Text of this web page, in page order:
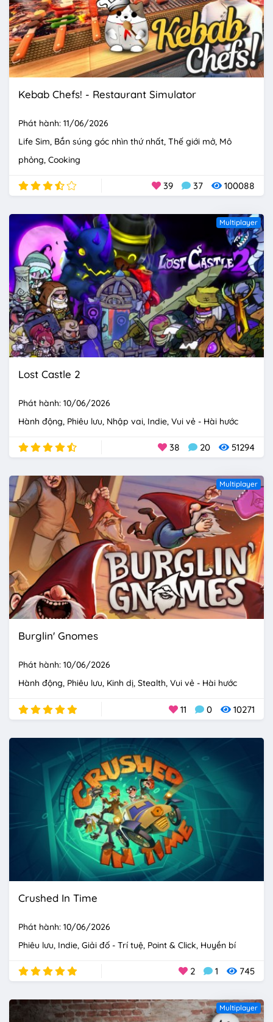
Kebab Chefs! - Restaurant Simulator
Phát hành: 11/06/2026
Life Sim Bắn súng góc nhìn thứ nhất Thế giới mở Mô
phỏng Cooking
39 37 100088
Multiplayer
Lost Castle 2
Phát hành: 10/06/2026
Hành động Phiêu lưu Nhập vai Indie Vui vẻ - Hài hước
38 20 51294
Multiplayer
Burglin' Gnomes
Phát hành: 10/06/2026
Hành động Phiêu lưu Kinh dị Stealth Vui vẻ - Hài hước
11 0 10271
Crushed In Time
Phát hành: 10/06/2026
Phiêu lưu Indie Giải đố - Trí tuệ Point & Click Huyền bí
2 1 745
Multiplayer